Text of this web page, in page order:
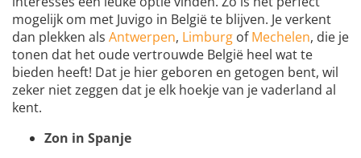
mogelijk om met Juvigo in België te blijven. Je verkent
dan plekken als Antwerpen, Limburg ofMechelen, die je
tonen dat het oude vertrouwde België heel wat te
bieden heeft! Dat je hier geboren en getogen bent, wil
zeker niet zeggen dat je elk hoekje van je vaderland al
kent.
Zon in Spanje